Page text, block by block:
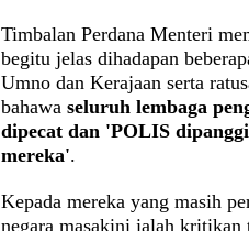
Timbalan Perdana Menteri
begitu jelas dihadapan
Umno dan Kerajaan serta
bahawa seluruh lembaga
dipecat dan 'POLIS
mereka'.
Kepada mereka yang masih
negara masakini ialah